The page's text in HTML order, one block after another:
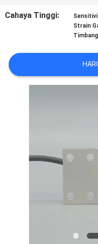
KUALITAS
HUBUNGI
PENAWARAN
KEBIJAKAN
Cahaya Tinggi:
Strain